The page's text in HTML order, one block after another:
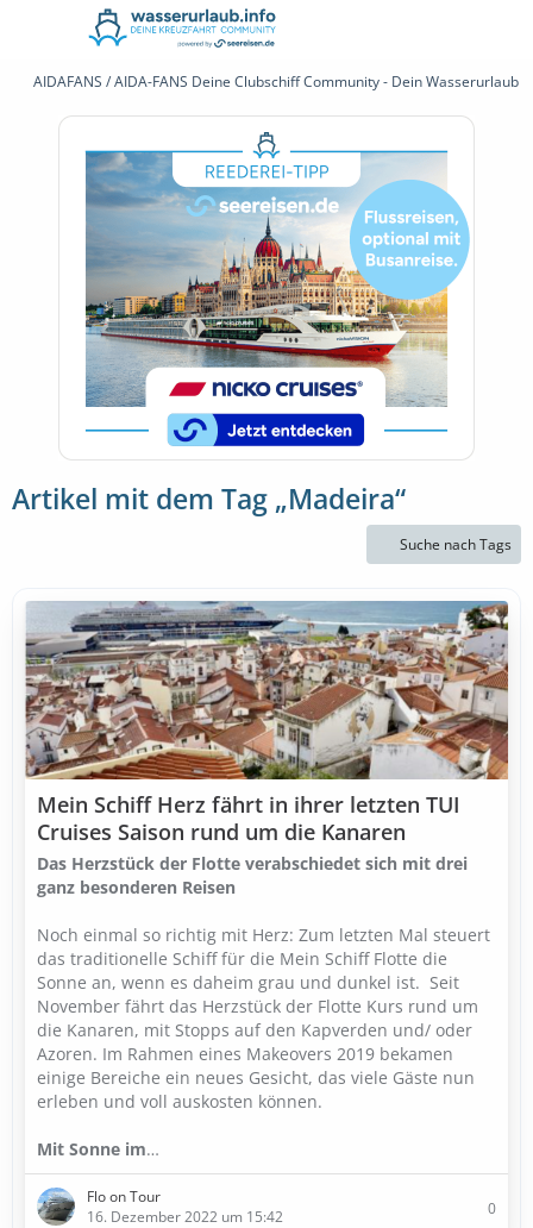
AIDAFANS / AIDA-FANS Deine Clubschiff Community - Dein Wasserurlaub
Artikel mit dem Tag „Madeira“
Suche nach Tags
Mein Schiff Herz fährt in ihrer letzten TUI
Cruises Saison rund um die Kanaren
Das Herzstück der Flotte verabschiedet sich mit drei
ganz besonderen Reisen
Noch einmal so richtig mit Herz: Zum letzten Mal steuert
das traditionelle Schiff für die Mein Schiff Flotte die
Sonne an, wenn es daheim grau und dunkel ist. Seit
November fährt das Herzstück der Flotte Kurs rund um
die Kanaren, mit Stopps auf den Kapverden und/ oder
Azoren. Im Rahmen eines Makeovers 2019 bekamen
einige Bereiche ein neues Gesicht, das viele Gäste nun
erleben und voll auskosten können.
Mit Sonne im…
Flo on Tour
16. Dezember 2022 um 15:42
0